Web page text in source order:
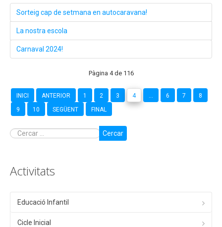
Sorteig cap de setmana en autocaravana!
La nostra escola
Carnaval 2024!
Pàgina 4 de 116
INICI ANTERIOR 1 2 3 4 ... 6 7
8
9
10 SEGÜENT FINAL
Cercar
Activitats
Educació Infantil
Cicle Inicial